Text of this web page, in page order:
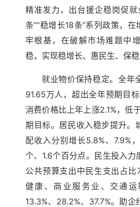
精准发力，出台援企稳岗促就
条”“稳增长18条”系列政策，
牢根基，在破解市场难题中
稳，实现稳增长、惠民生、保稳
就业物价保持稳定。全年
91.65万人，超出全年预期目
消费价格比上年上涨2.1%，低
期目标。居民收入稳步提升。
配收入分别增长5.8%、7.9%
个、1.6个百分点。民生投入力
公共预算支出中民生支出占比
健康、商业服务业、交通
13.3%、28.2%、37.7%。助